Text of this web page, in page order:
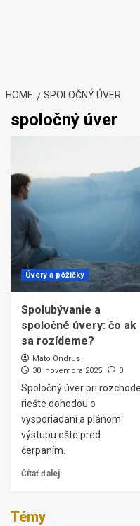
HOME SPOLOČNÝ ÚVER
spoločný úver
Úvery a pôžičky
Spolubývanie a
spoločné úvery: čo ak
sa rozídeme?
Mato Ondrus
30. novembra 2025
0
Spoločný úver pri rozchode
riešte dohodou o
vysporiadaní a plánom
výstupu ešte pred
čerpaním.
Čítať ďalej
Témy